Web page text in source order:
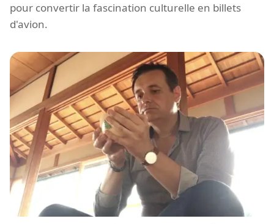
pour convertir la fascination culturelle en billets
d'avion.